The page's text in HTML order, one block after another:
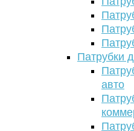
Патрубки
авто